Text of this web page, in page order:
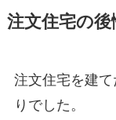
注文住宅の
注文住宅を建
りでした。